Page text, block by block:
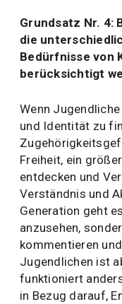
Grundsatz Nr. 4:
die
Bedürfnisse von
berücksichtigt
Wenn
und Identität zu
Freiheit, ein
entdecken und
Verständnis und
Generation geht
anzusehen,
kommentieren
Jugendlichen ist
funktioniert
in Bezug darauf,